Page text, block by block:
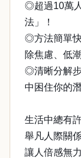
◎超過10萬
法」！
◎方法簡單
除焦慮、低
◎清晰分解
中困住你的
生活中總有
舉凡人際關
讓人倍感無